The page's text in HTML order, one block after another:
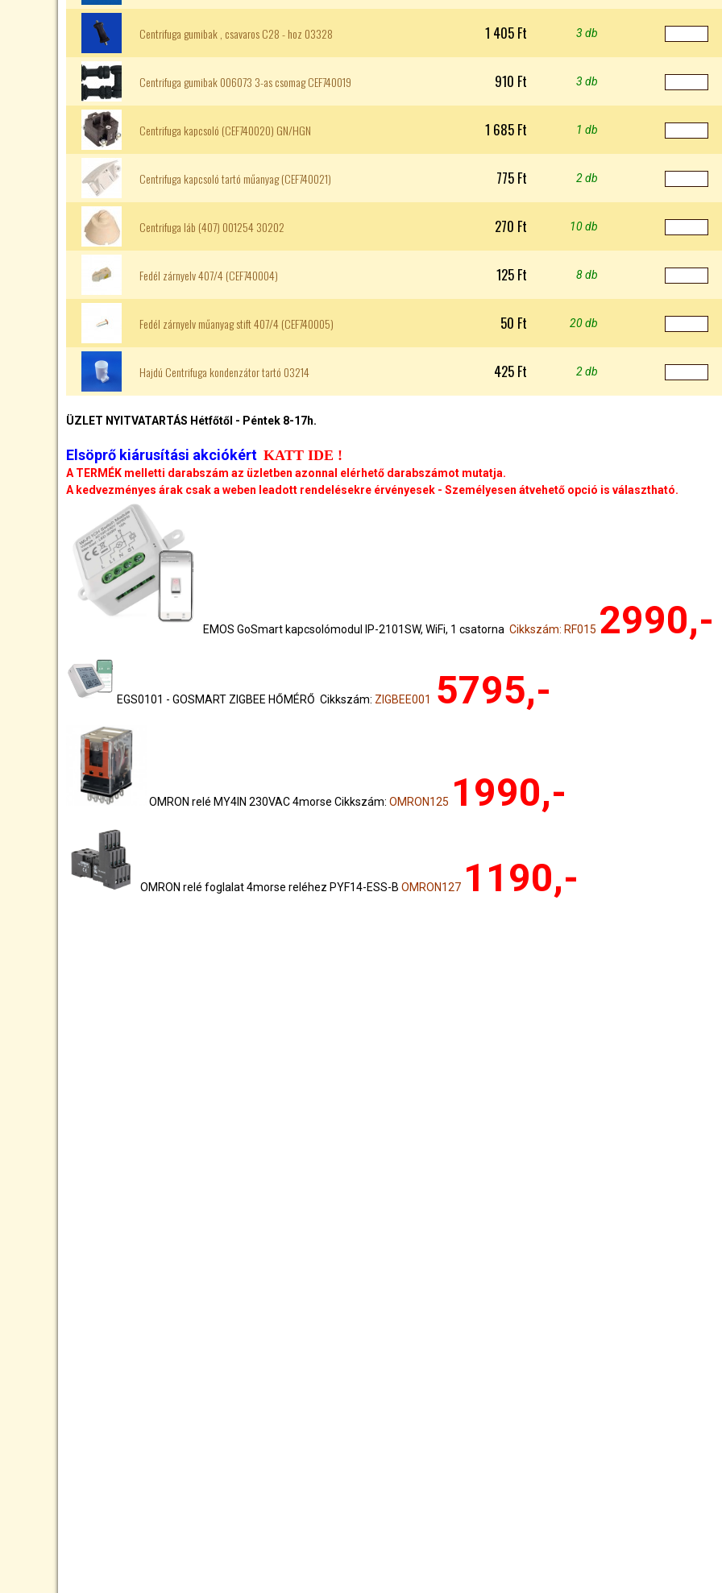
Centrifuga gumibak , csavaros C28 - hoz 03328 1 405 Ft 3 db
Centrifuga gumibak 006073 3-as csomag CEF740019 910 Ft 3 db
Centrifuga kapcsoló (CEF740020) GN/HGN 1 685 Ft 1 db
Centrifuga kapcsoló tartó műanyag (CEF740021) 775 Ft 2 db
Centrifuga láb (407) 001254 30202 270 Ft 10 db
Fedél zárnyelv 407/4 (CEF740004) 125 Ft 8 db
Fedél zárnyelv műanyag stift 407/4 (CEF740005) 50 Ft 20 db
Hajdú Centrifuga kondenzátor tartó 03214 425 Ft 2 db
ÜZLET NYITVATARTÁS Hétfőtől - Péntek 8-17h.
Elsöprő kiárusítási akciókért KATT IDE !
A TERMÉK melletti darabszám az üzletben azonnal elérhető darabszámot mutatja.
A kedvezményes árak csak a weben leadott rendelésekre érvényesek - Személyesen átvehető opció is választható.
EMOS GoSmart kapcsolómodul IP-2101SW, WiFi, 1 csatorna Cikkszám: RF015 2990,-
EGS0101 - GOSMART ZIGBEE HŐMÉRŐ Cikkszám: ZIGBEE001 5795,-
OMRON relé MY4IN 230VAC 4morse Cikkszám: OMRON125 1990,-
OMRON relé foglalat 4morse reléhez PYF14-ESS-B OMRON127 1190,-